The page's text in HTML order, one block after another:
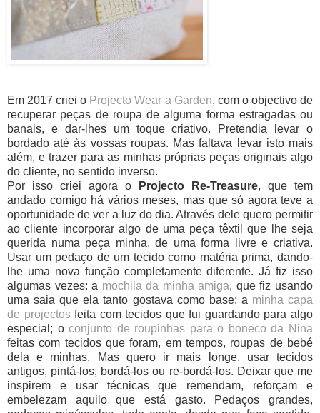
Em 2017 criei o Projecto Wear a Garden, com o objectivo de
recuperar peças de roupa de alguma forma estragadas ou
banais, e dar-lhes um toque criativo. Pretendia levar o
bordado até às vossas roupas. Mas faltava levar isto mais
além, e trazer para as minhas próprias peças originais algo
do cliente, no sentido inverso.
Por isso criei agora o
Projecto Re-Treasure, que tem
andado comigo há vários meses, mas que só agora teve a
oportunidade de ver a luz do dia. Através dele quero permitir
ao cliente incorporar algo de uma peça têxtil que lhe seja
querida numa peça minha, de uma forma livre e criativa.
Usar um pedaço de um tecido como matéria prima, dando-
lhe uma nova função completamente diferente. Já fiz isso
algumas vezes: a mochila da minha amiga, que fiz usando
uma saia que ela tanto gostava como base; a minha capa
de projectosfeita com tecidos que fui guardando para algo
especial; oconjunto de roupinhas para o boneco da Nina
feitas com tecidos que foram, em tempos, roupas de bebé
dela e minhas. Mas quero ir mais longe, usar tecidos
antigos, pintá-los, bordá-los ou re-bordá-los. Deixar que me
inspirem e usar técnicas que remendam, reforçam e
embelezam aquilo que está gasto. Pedaços grandes,